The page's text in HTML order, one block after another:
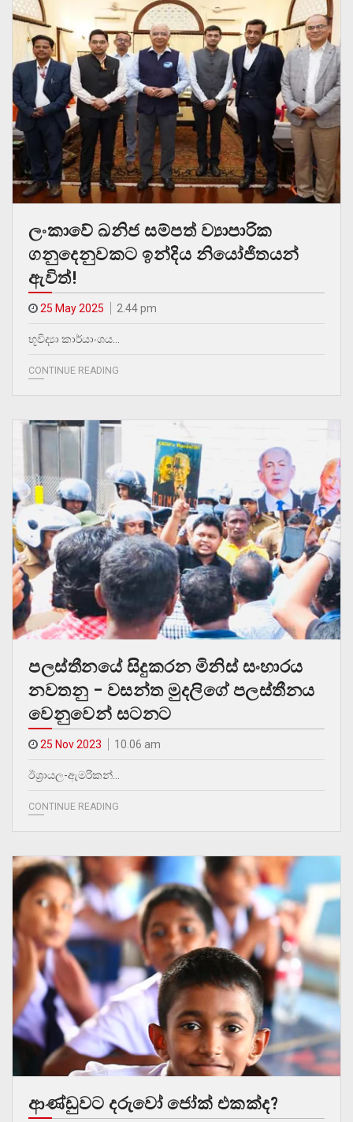
ලංකාවේ ඛනිජ සම්පත් ව්‍යාපාරික
ගනුදෙනුවකට ඉන්දිය නියෝජිතයන්
ඇවිත්!
25 May 2025 2.44 pm
භූවිද්‍යා කාර්යාංශය…
CONTINUE READING
පලස්තීනයේ සිදුකරන මිනිස් සංහාරය
නවතනු – වසන්ත මුදලිගේ පලස්තීනය
වෙනුවෙන් සටනට
25 Nov 2023 10.06 am
ඊශ්‍රායල-ඇමරිකන්…
CONTINUE READING
ආණ්ඩුවට දරුවෝ ජෝක් එකක්ද?